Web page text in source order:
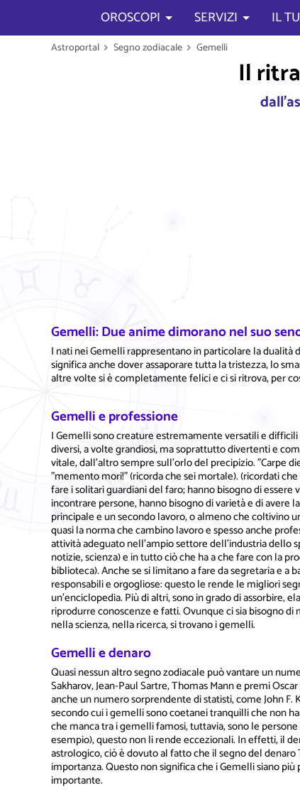
OROSCOPI SERVIZI IL
Astroportal Segno zodiacale Gemelli
Il
Gemelli: Due anime dimorano nel suo
I nati nei Gemelli rappresentano in particolare la
significa anche dover assaporare tutta la tristezza, lo
altre volte si è completamente felici e ci si ritrova, per
Gemelli e professione
I Gemelli sono creature estremamente versatili e
diversi, a volte grandiosi, ma soprattutto divertenti e
vitale, dall'altro sempre sull'orlo del precipizio. "Carpe
"memento mori!" (ricorda che sei mortale). (ricordati
fare i solitari guardiani del faro; hanno bisogno di
incontrare persone, hanno bisogno di varietà e di avere
principale e un secondo lavoro, o almeno che coltivino
quasi la norma che cambino lavoro e spesso anche
attività adeguato nell'ampio settore dell'industria dello
notizie, scienza) e in tutto ciò che ha a che fare con la
biblioteca). Anche se si limitano a fare da segretaria e
responsabili e orgogliose: questo le rende le migliori
un'enciclopedia. Più di altri, sono in grado di assorbire,
riprodurre conoscenze e fatti. Ovunque ci sia bisogno
nella scienza, nella ricerca, si trovano i gemelli.
Gemelli e denaro
Quasi nessun altro segno zodiacale può vantare un
Sakharov, Jean-Paul Sartre, Thomas Mann e premi
anche un numero sorprendente di statisti, come John
secondo cui i gemelli sono coetanei tranquilli che non
che manca tra i gemelli famosi, tuttavia, sono le
esempio), questo non li rende eccezionali. In effetti, il
astrologico, ciò è dovuto al fatto che il segno del
importanza. Questo non significa che i Gemelli siano
importante.